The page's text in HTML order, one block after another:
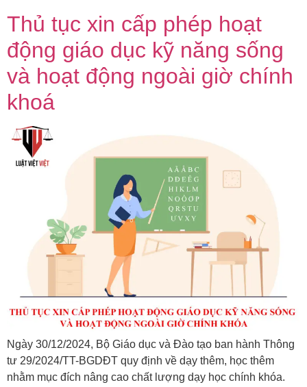
Thủ tục xin cấp phép hoạt
động giáo dục kỹ năng sống
và hoạt động ngoài giờ chính
khoá
Ngày 30/12/2024, Bộ Giáo dục và Đào tạo ban hành Thông
tư 29/2024/TT-BGDĐT quy định về dạy thêm, học thêm
nhằm mục đích nâng cao chất lượng dạy học chính khóa.